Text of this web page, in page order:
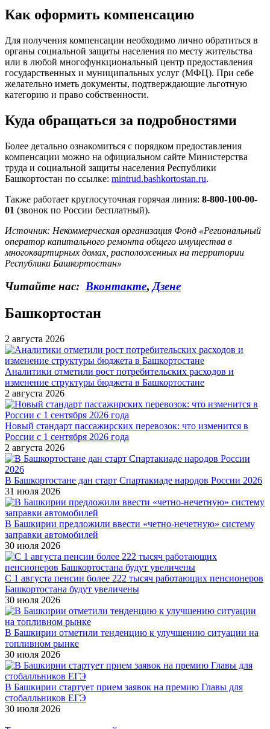
Как оформить компенсацию
Для получения компенсации необходимо лично обратиться в
органы социальной защиты населения по месту жительства
или в любой многофункциональный центр предоставления
государственных и муниципальных услуг (МФЦ). При себе
желательно иметь документы, подтверждающие льготную
категорию и право собственности.
Куда обращаться за подробностями
Более детально ознакомиться с порядком предоставления
компенсации можно на официальном сайте Министерства
труда и социальной защиты населения Республики
Башкортостан по ссылке: mintrud.bashkortostan.ru.
Также работает круглосуточная горячая линия: 8-800-100-00-
01 (звонок по России бесплатный).
Источник: Некоммерческая организация Фонд «Региональный
оператор капитального ремонта общего имущества в
многоквартирных домах, расположенных на территории
Республики Башкортостан»
Читайте нас: Вконтакте,Дзене
Башкортостан
2 августа 2026
Аналитики отметили рост потребительских расходов и
изменение структуры бюджета в Башкортостане
2 августа 2026
Новый стандарт пассажирских перевозок: что изменится в
России с 1 сентября 2026 года
2 августа 2026
В Башкортостане дан старт Спартакиаде народов России 2026
31 июля 2026
В Башкирии предложили ввести «четно-нечетную» систему
заправки автомобилей
30 июля 2026
С 1 августа пенсии более 222 тысяч работающих пенсионеров
Башкортостана будут увеличены
30 июля 2026
В Башкирии отметили тенденцию к улучшению ситуации на
топливном рынке
30 июля 2026
В Башкирии стартует прием заявок на премию Главы для
стобалльников ЕГЭ
30 июля 2026